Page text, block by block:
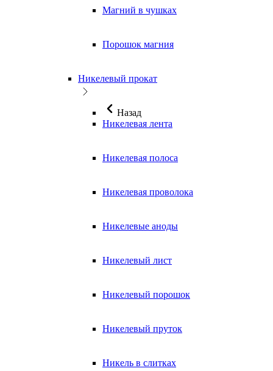
Магний в чушках
Порошок магния
Никелевый прокат
Назад
Никелевая лента
Никелевая полоса
Никелевая проволока
Никелевые аноды
Никелевый лист
Никелевый порошок
Никелевый пруток
Никель в слитках